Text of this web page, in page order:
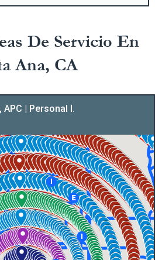
De Servicio En
Ana, CA